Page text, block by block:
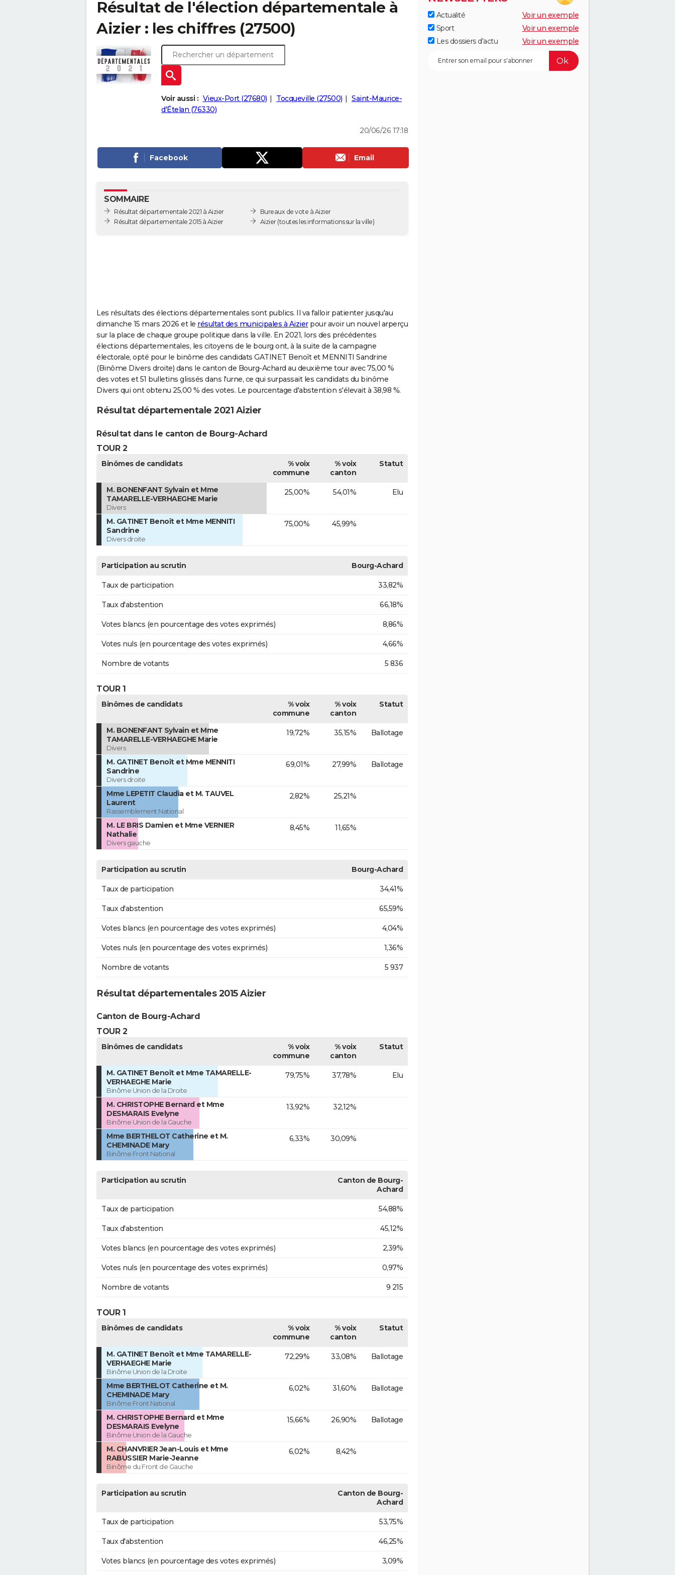
Résultat de l'élection départementale à
Aizier : les chiffres (27500)
Voir aussi : Vieux-Port (27680) Tocqueville (27500)
Saint-Maurice-
d'Ételan (76330)
20/06/26 17:18
Facebook Email
SOMMAIRE
Résultat départementale 2021 à Aizier
Résultat départementale 2015 à Aizier
Bureaux de vote à Aizier
Aizier(toutes les informations sur la ville)
Les résultats des élections départementales sont publics. Il va falloir patienter jusqu'au
dimanche 15 mars 2026 et le résultat des municipales à Aizierpour avoir un nouvel arperçu
sur la place de chaque groupe politique dans la ville. En 2021, lors des précédentes
élections départementales, les citoyens de le bourg ont, à la suite de la campagne
électorale, opté pour le binôme des candidats GATINET Benoît et MENNITI Sandrine
(Binôme Divers droite) dans le canton de Bourg-Achard au deuxième tour avec 75,00 %
des votes et 51 bulletins glissés dans l'urne, ce qui surpassait les candidats du binôme
Divers qui ont obtenu 25,00 % des votes. Le pourcentage d'abstention s'élevait à 38,98 %.
Résultat départementale 2021 Aizier
Résultat dans le canton de Bourg-Achard
TOUR 2
Binômes de candidats
% voix
commune
% voix
canton
Statut
M. BONENFANT Sylvain et Mme
TAMARELLE-VERHAEGHE Marie
Divers
25,00% 54,01% Elu
M. GATINET Benoît et Mme MENNITI
Sandrine
Divers droite
75,00% 45,99%
Participation au scrutin Bourg-Achard
Taux de participation 33,82%
Taux d'abstention 66,18%
Votes blancs (en pourcentage des votes exprimés) 8,86%
Votes nuls (en pourcentage des votes exprimés) 4,66%
Nombre de votants 5 836
TOUR 1
Binômes de candidats
% voix
commune
% voix
canton
Statut
M. BONENFANT Sylvain et Mme
TAMARELLE-VERHAEGHE Marie
Divers
19,72% 35,15% Ballotage
M. GATINET Benoît et Mme MENNITI
Sandrine
Divers droite
69,01% 27,99% Ballotage
Mme LEPETIT Claudia et M. TAUVEL
Laurent
Rassemblement National
2,82% 25,21%
M. LE BRIS Damien et Mme VERNIER
Nathalie
Divers gauche
8,45% 11,65%
Participation au scrutin Bourg-Achard
Taux de participation 34,41%
Taux d'abstention 65,59%
Votes blancs (en pourcentage des votes exprimés) 4,04%
Votes nuls (en pourcentage des votes exprimés) 1,36%
Nombre de votants 5 937
Résultat départementales 2015 Aizier
Canton de Bourg-Achard
TOUR 2
Binômes de candidats
% voix
commune
% voix
canton
Statut
M. GATINET Benoît et Mme TAMARELLE-
VERHAEGHE Marie
Binôme Union de la Droite
79,75% 37,78% Elu
M. CHRISTOPHE Bernard et Mme
DESMARAIS Evelyne
Binôme Union de la Gauche
13,92% 32,12%
Mme BERTHELOT Catherine et M.
CHEMINADE Mary
Binôme Front National
6,33% 30,09%
Participation au scrutin
Canton de Bourg-
Achard
Taux de participation 54,88%
Taux d'abstention 45,12%
Votes blancs (en pourcentage des votes exprimés) 2,39%
Votes nuls (en pourcentage des votes exprimés) 0,97%
Nombre de votants 9 215
TOUR 1
Binômes de candidats
% voix
commune
% voix
canton
Statut
M. GATINET Benoît et Mme TAMARELLE-
VERHAEGHE Marie
Binôme Union de la Droite
72,29% 33,08% Ballotage
Mme BERTHELOT Catherine et M.
CHEMINADE Mary
Binôme Front National
6,02% 31,60% Ballotage
M. CHRISTOPHE Bernard et Mme
DESMARAIS Evelyne
Binôme Union de la Gauche
15,66% 26,90% Ballotage
M. CHANVRIER Jean-Louis et Mme
RABUSSIER Marie-Jeanne
Binôme du Front de Gauche
6,02% 8,42%
Participation au scrutin
Canton de Bourg-
Achard
Taux de participation 53,75%
Taux d'abstention 46,25%
Votes blancs (en pourcentage des votes exprimés) 3,09%
Actualité
Voir un exemple
Sport
Voir un exemple
Les dossiers d'actu
Voir un exemple